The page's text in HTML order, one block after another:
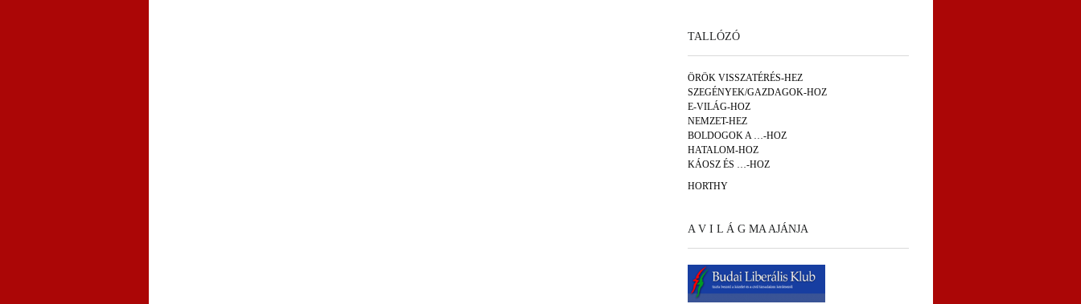
TALLÓZÓ
ÖRÖK VISSZATÉRÉS-HEZ
SZEGÉNYEK/GAZDAGOK-HOZ
E-VILÁG-HOZ
NEMZET-HEZ
BOLDOGOK A …-HOZ
HATALOM-HOZ
KÁOSZ ÉS …-HOZ
HORTHY
A V I L Á G MA AJÁNJA